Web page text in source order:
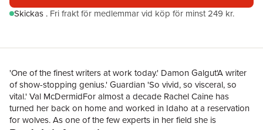
Skickas . Fri frakt för medlemmar vid köp för minst 249 kr.
'One of the finest writers at work today.' Damon Galgut'A writer
of show-stopping genius.' Guardian 'So vivid, so visceral, so
vital.' Val McDermidFor almost a decade Rachel Caine has
turned her back on home and worked in Idaho at a reservation
for wolves. As one of the few experts in her field she is